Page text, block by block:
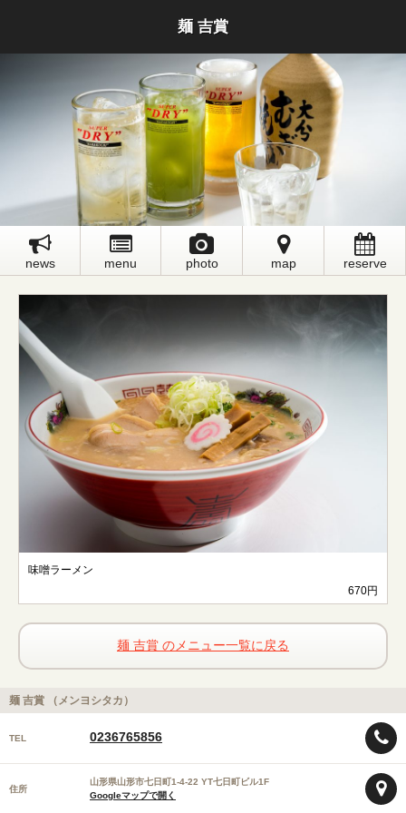
麺 吉賞
news menu photo map reserve
味噌ラーメン
670円
麺 吉賞 のメニュー一覧に戻る
麺 吉賞 （メンヨシタカ）
TEL 0236765856
住所
山形県山形市七日町1-4-22 YT七日町ビル1F
Googleマップで開く